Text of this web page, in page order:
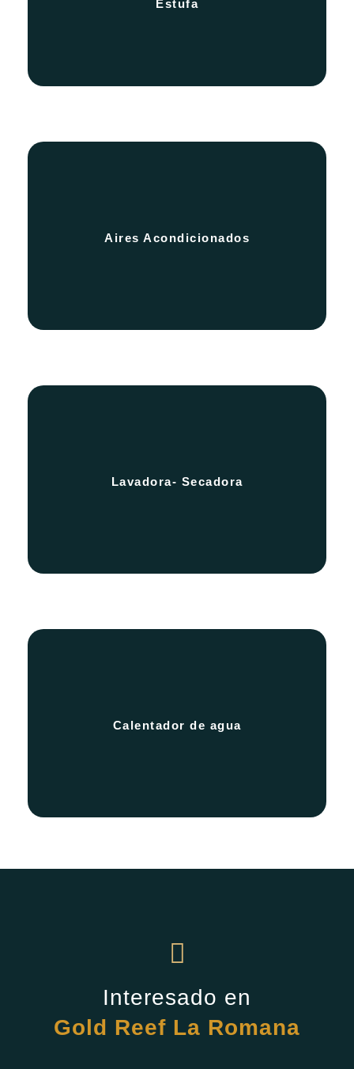
Estufa
Aires Acondicionados
(Habitaciones
y sala)
Lavadora- Secadora
unidad de lavadora y secadora
Calentador de agua
calentador de agua
Interesado en
Gold Reef La Romana